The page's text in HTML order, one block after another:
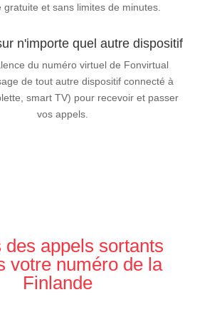
gratuite et sans limites de minutes.
n'importe quel autre dispositif
du numéro virtuel de Fonvirtual
de tout autre dispositif connecté à
smart TV) pour recevoir et passer
vos appels.
des appels sortants
votre numéro de la
Finlande